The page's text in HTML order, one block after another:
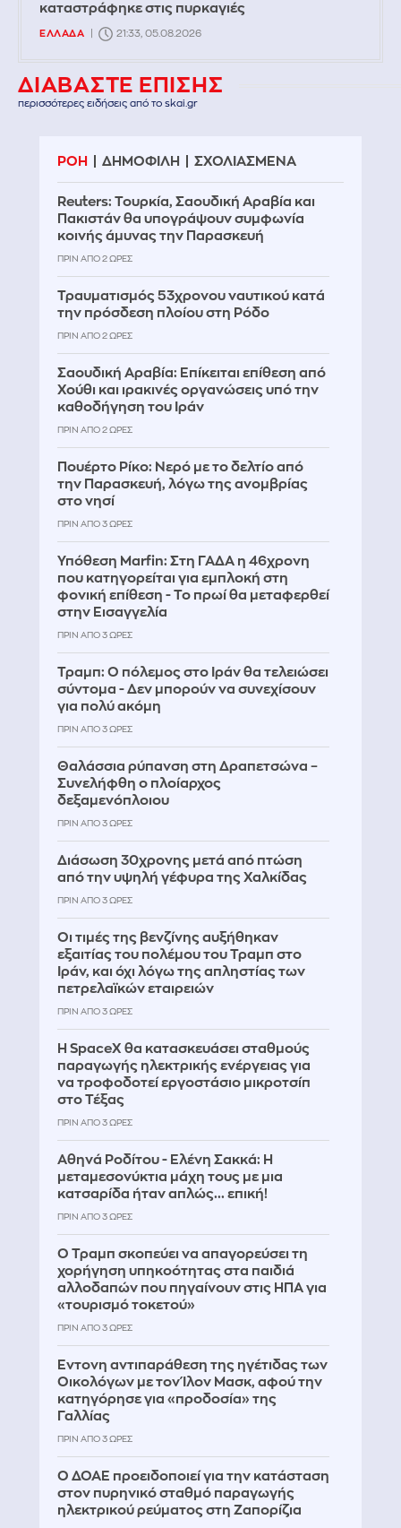
καταστράφηκε στις πυρκαγιές
ΕΛΛΑΔΑ 21:33, 05.08.2026
ΔΙΑΒΑΣΤΕ ΕΠΙΣΗΣ
περισσότερες ειδήσεις από το skai.gr
ΡΟΗ ΔΗΜΟΦΙΛΗ ΣΧΟΛΙΑΣΜΕΝΑ
Reuters: Τουρκία, Σαουδική Αραβία και
Πακιστάν θα υπογράψουν συμφωνία
κοινής άμυνας την Παρασκευή
ΠΡΙΝ ΑΠΌ 2 ΏΡΕΣ
Τραυματισμός 53χρονου ναυτικού κατά
την πρόσδεση πλοίου στη Ρόδο
ΠΡΙΝ ΑΠΌ 2 ΏΡΕΣ
Σαουδική Αραβία: Επίκειται επίθεση από
Χούθι και ιρακινές οργανώσεις υπό την
καθοδήγηση του Ιράν
ΠΡΙΝ ΑΠΌ 2 ΏΡΕΣ
Πουέρτο Ρίκο: Νερό με το δελτίο από
την Παρασκευή, λόγω της ανομβρίας
στο νησί
ΠΡΙΝ ΑΠΌ 3 ΏΡΕΣ
Υπόθεση Marfin: Στη ΓΑΔΑ η 46χρονη
που κατηγορείται για εμπλοκή στη
φονική επίθεση - Το πρωί θα μεταφερθεί
στην Εισαγγελία
ΠΡΙΝ ΑΠΌ 3 ΏΡΕΣ
Τραμπ: Ο πόλεμος στο Ιράν θα τελειώσει
σύντομα - Δεν μπορούν να συνεχίσουν
για πολύ ακόμη
ΠΡΙΝ ΑΠΌ 3 ΏΡΕΣ
Θαλάσσια ρύπανση στη Δραπετσώνα –
Συνελήφθη ο πλοίαρχος
δεξαμενόπλοιου
ΠΡΙΝ ΑΠΌ 3 ΏΡΕΣ
Διάσωση 30χρονης μετά από πτώση
από την υψηλή γέφυρα της Χαλκίδας
ΠΡΙΝ ΑΠΌ 3 ΏΡΕΣ
Οι τιμές της βενζίνης αυξήθηκαν
εξαιτίας του πολέμου του Τραμπ στο
Ιράν, και όχι λόγω της απληστίας των
πετρελαϊκών εταιρειών
ΠΡΙΝ ΑΠΌ 3 ΏΡΕΣ
Η SpaceX θα κατασκευάσει σταθμούς
παραγωγής ηλεκτρικής ενέργειας για
να τροφοδοτεί εργοστάσιο μικροτσίπ
στο Τέξας
ΠΡΙΝ ΑΠΌ 3 ΏΡΕΣ
Αθηνά Ροδίτου - Ελένη Σακκά: Η
μεταμεσονύκτια μάχη τους με μια
κατσαρίδα ήταν απλώς... επική!
ΠΡΙΝ ΑΠΌ 3 ΏΡΕΣ
Ο Τραμπ σκοπεύει να απαγορεύσει τη
χορήγηση υπηκοότητας στα παιδιά
αλλοδαπών που πηγαίνουν στις ΗΠΑ για
«τουρισμό τοκετού»
ΠΡΙΝ ΑΠΌ 3 ΏΡΕΣ
Έντονη αντιπαράθεση της ηγέτιδας των
Οικολόγων με τον Ίλον Μασκ, αφού την
κατηγόρησε για «προδοσία» της
Γαλλίας
ΠΡΙΝ ΑΠΌ 3 ΏΡΕΣ
Ο ΔΟΑΕ προειδοποιεί για την κατάσταση
στον πυρηνικό σταθμό παραγωγής
ηλεκτρικού ρεύματος στη Ζαπορίζια